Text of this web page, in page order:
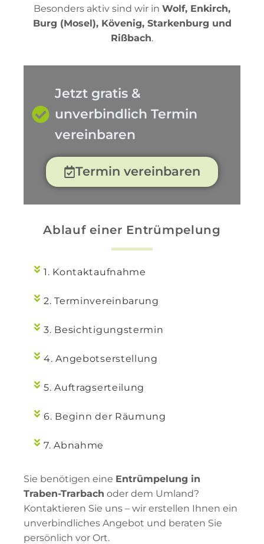
Besonders aktiv sind wir in Wolf, Enkirch,
Burg (Mosel), Kövenig, Starkenburg und
Rißbach.
Jetzt gratis &
unverbindlich Termin
vereinbaren
Termin vereinbaren
Ablauf einer Entrümpelung
1. Kontaktaufnahme
2. Terminvereinbarung
3. Besichtigungstermin
4. Angebotserstellung
5. Auftragserteilung
6. Beginn der Räumung
7. Abnahme
Sie benötigen eine Entrümpelung in
Traben-Trarbach oder dem Umland?
Kontaktieren Sie uns – wir erstellen Ihnen ein
unverbindliches Angebot und beraten Sie
persönlich vor Ort.